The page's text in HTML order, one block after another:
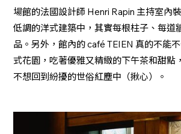
場館的法國設計師 Henri Rapin 主持室內
低調的洋式建築中，其實每根柱子、每道
品。另外，館內的 café TEIEN 真的不能
式花園，吃著優雅又精緻的下午茶和甜點
不想回到紛擾的世俗紅塵中（揪心）。